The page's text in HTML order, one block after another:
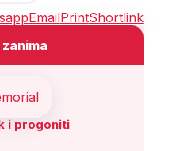
EmailPrintShortlink
i progoniti